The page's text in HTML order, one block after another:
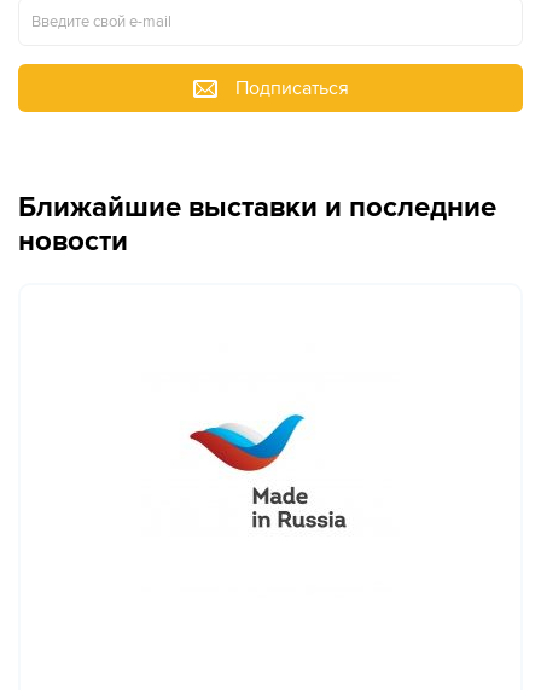
Подписаться
Ближайшие выставки и последние
новости